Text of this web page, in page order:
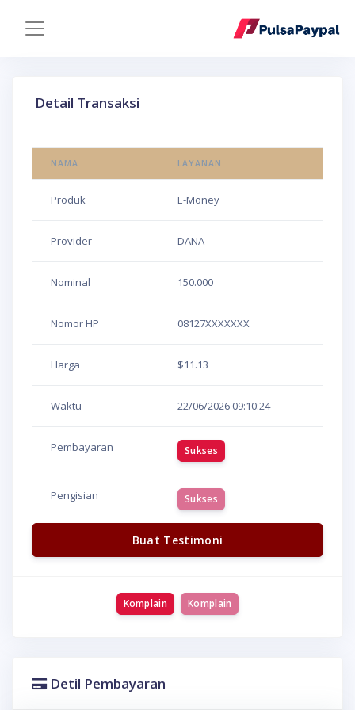
Detail Transaksi
NAMA LAYANAN
Produk E-Money
Provider DANA
Nominal 150.000
Nomor HP 08127XXXXXXX
Harga $11.13
Waktu 22/06/2026 09:10:24
Pembayaran Sukses
Pengisian Sukses
Buat Testimoni
Komplain Komplain
Detil Pembayaran